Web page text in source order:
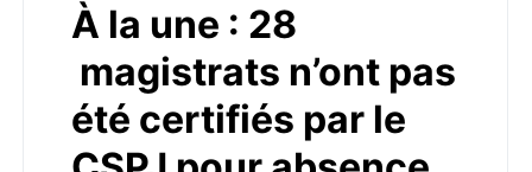
À la une : 28
magistrats n’ont pas
été certifiés par le